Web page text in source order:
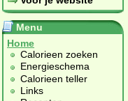
Menu
Home
Calorieen zoeken
Energieschema
Calorieen teller
Links